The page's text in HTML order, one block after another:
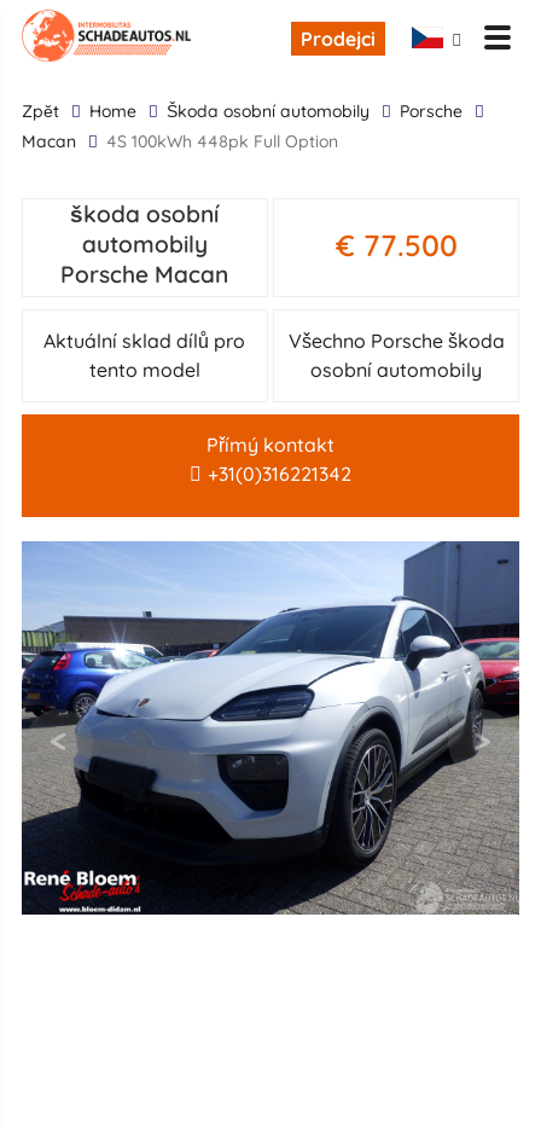
Prodejci
zpĕt Home škoda osobní automobily
Porsche
Macan
4S 100kWh 448pk Full Option
škoda osobní
automobily
Porsche Macan
€ 77.500
Aktuální sklad dílů pro
tento model
Všechno Porsche škoda
osobní automobily
Přímý kontakt
+31(0)316221342